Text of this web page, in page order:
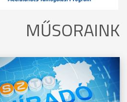
MŰSORAINK